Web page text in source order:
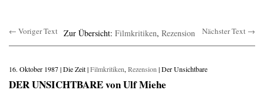
← Voriger Text Zur Übersicht: Filmkritiken, Rezension Nächster Text →
16. Oktober 1987 | Die Zeit |Filmkritiken, Rezension | Der Unsichtbare
DER UNSICHTBARE von Ulf Miehe